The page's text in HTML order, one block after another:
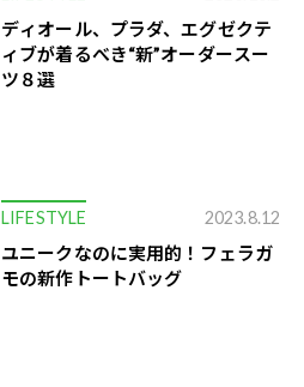
ディオール、プラダ、エグゼクテ
ィブが着るべき“新”オーダースー
ツ８選
LIFESTYLE 2023.8.12
ユニークなのに実用的！フェラガ
モの新作トートバッグ